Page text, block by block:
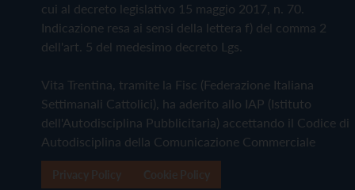
cui al decreto legislativo 15 maggio 2017, n. 70.
Indicazione resa ai sensi della lettera f) del comma 2
dell'art. 5 del medesimo decreto Lgs.
Vita Trentina, tramite la Fisc (Federazione Italiana
Settimanali Cattolici), ha aderito allo IAP (Istituto
dell'Autodisciplina Pubblicitaria) accettando il Codice di
Autodisciplina della Comunicazione Commerciale